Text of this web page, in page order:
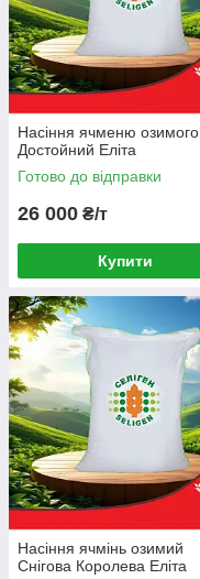
Насіння ячменю озимого
Достойний Еліта
Готово до відправки
26 000 ₴/т
Купити
Насіння ячмінь озимий
Снігова Королева Еліта